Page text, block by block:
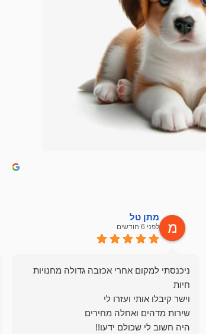
מתן טל
לפני 6 חודשים
ניכנסתי למקום אחרי אכזבה גדולה מחנויות